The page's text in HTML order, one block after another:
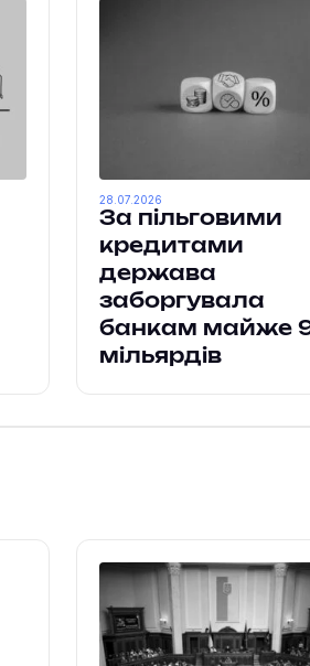
За пільговими
кредитами
держава
заборгувала
банкам майже
мільярдів
28.07.2026